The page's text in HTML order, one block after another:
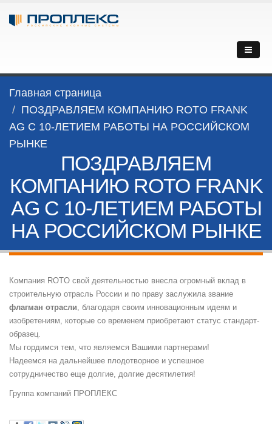
Главная страница
ПОЗДРАВЛЯЕМ КОМПАНИЮ ROTO FRANK
AG С 10-ЛЕТИЕМ РАБОТЫ НА РОССИЙСКОМ
РЫНКЕ
ПОЗДРАВЛЯЕМ
КОМПАНИЮ ROTO FRANK
AG С 10-ЛЕТИЕМ РАБОТЫ
НА РОССИЙСКОМ РЫНКЕ
Компания ROTO свой деятельностью внесла огромный вклад в
строительную отрасль России и по праву заслужила звание
флагман отрасли, благодаря своим инновационным идеям и
изобретениям, которые со временем приобретают статус стандарт-
образец.
Мы гордимся тем, что являемся Вашими партнерами!
Надеемся на дальнейшее плодотворное и успешное
сотрудничество еще долгие, долгие десятилетия!
Группа компаний ПРОПЛЕКС